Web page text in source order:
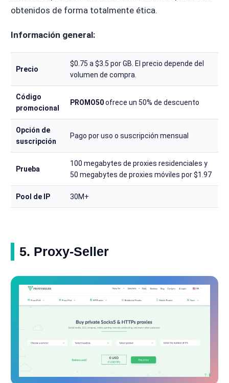
obtenidos de forma totalmente ética.
Información general:
Precio
$0.75 a $3.5 por GB. El precio depende del
volumen de compra.
Código
promocional
PROMO50ofrece un 50% de descuento
Opción de
suscripción
Pago por uso o suscripción mensual
Prueba
100 megabytes de proxies residenciales y
50 megabytes de proxies móviles por $1.97
Pool de IP 30M+
5. Proxy-Seller